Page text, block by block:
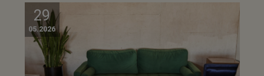
29
05.2026